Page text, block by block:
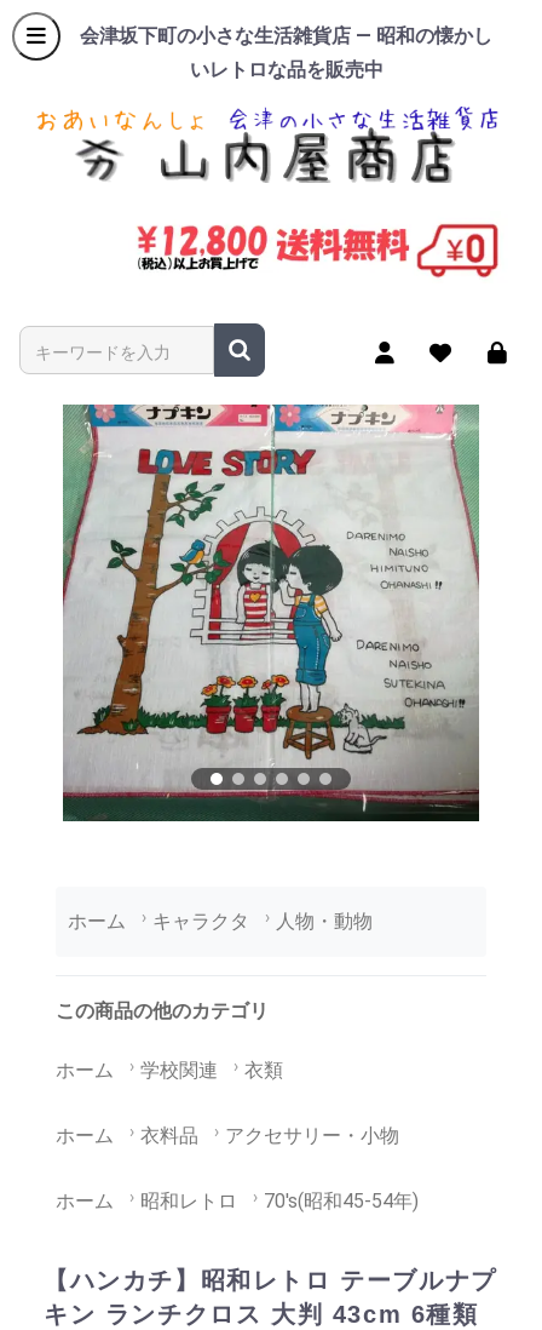
会津坂下町の小さな生活雑貨店 — 昭和の懐かし
いレトロな品を販売中
商品名やキーワードを入力
ホーム キャラクタ 人物・動物
この商品の他のカテゴリ
ホーム 学校関連 衣類
ホーム 衣料品 アクセサリー・小物
ホーム 昭和レトロ 70's(昭和45-54年)
【ハンカチ】昭和レトロ テーブルナプ
キン ランチクロス 大判 43cm 6種類